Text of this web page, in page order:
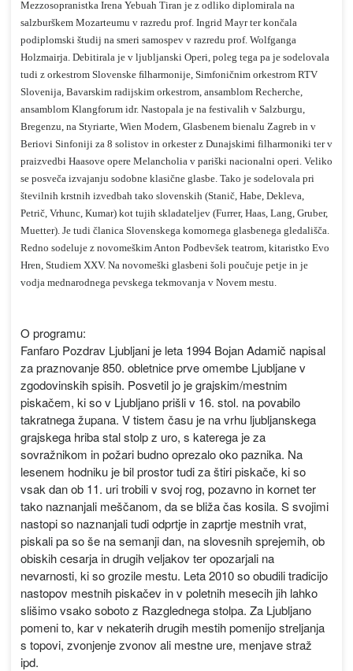
Mezzosopranistka Irena Yebuah Tiran je z odliko diplomirala na
salzburškem Mozarteumu v razredu prof. Ingrid Mayr ter končala
podiplomski študij na smeri samospev v razredu prof. Wolfganga
Holzmairja. Debitirala je v ljubljanski Operi, poleg tega pa je sodelovala
tudi z orkestrom Slovenske ﬁlharmonije, Simfoničnim orkestrom RTV
Slovenija, Bavarskim radijskim orkestrom, ansamblom Recherche,
ansamblom Klangforum idr. Nastopala je na festivalih v Salzburgu,
Bregenzu, na Styriarte, Wien Modern, Glasbenem bienalu Zagreb in v
Beriovi Sinfoniji za 8 solistov in orkester z Dunajskimi filharmoniki ter v
praizvedbi Haasove opere Melancholia v pariški nacionalni operi. Veliko
se posveča izvajanju sodobne klasične glasbe. Tako je sodelovala pri
številnih krstnih izvedbah tako slovenskih (Stanič, Habe, Dekleva,
Petrič, Vrhunc, Kumar) kot tujih skladateljev (Furrer, Haas, Lang, Gruber,
Muetter). Je tudi članica Slovenskega komornega glasbenega gledališča.
Redno sodeluje z novomeškim Anton Podbevšek teatrom, kitaristko Evo
Hren, Studiem XXV. Na novomeški glasbeni šoli poučuje petje in je
vodja mednarodnega pevskega tekmovanja v Novem mestu.
O programu:
Fanfaro Pozdrav Ljubljani je leta 1994 Bojan Adamič napisal
za praznovanje 850. obletnice prve omembe Ljubljane v
zgodovinskih spisih. Posvetil jo je grajskim/mestnim
piskačem, ki so v Ljubljano prišli v 16. stol. na povabilo
takratnega župana. V tistem času je na vrhu ljubljanskega
grajskega hriba stal stolp z uro, s katerega je za
sovražnikom in požari budno oprezalo oko paznika. Na
lesenem hodniku je bil prostor tudi za štiri piskače, ki so
vsak dan ob 11. uri trobili v svoj rog, pozavno in kornet ter
tako naznanjali meščanom, da se bliža čas kosila. S svojimi
nastopi so naznanjali tudi odprtje in zaprtje mestnih vrat,
piskali pa so še na semanji dan, na slovesnih sprejemih, ob
obiskih cesarja in drugih veljakov ter opozarjali na
nevarnosti, ki so grozile mestu. Leta 2010 so obudili tradicijo
nastopov mestnih piskačev in v poletnih mesecih jih lahko
slišimo vsako soboto z Razglednega stolpa. Za Ljubljano
pomeni to, kar v nekaterih drugih mestih pomenijo streljanja
s topovi, zvonjenje zvonov ali mestne ure, menjave straž
ipd.